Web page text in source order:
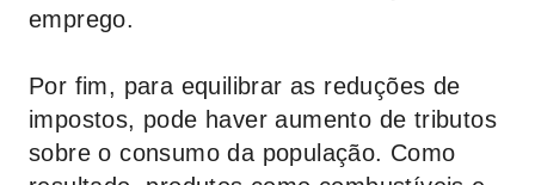
emprego.
Por fim, para equilibrar as reduções de
impostos, pode haver aumento de tributos
sobre o consumo da população. Como